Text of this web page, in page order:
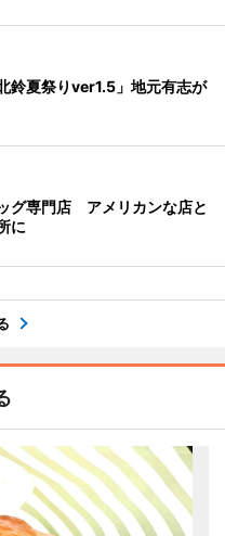
鈴夏祭りver1.5」地元有志が
グ専門店 アメリカンな店と
に